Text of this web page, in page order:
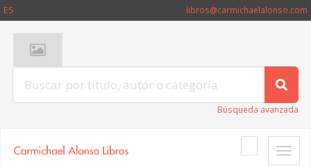
ES libros@carmichaelalonso.com
Búsqueda avanzada
Toggle